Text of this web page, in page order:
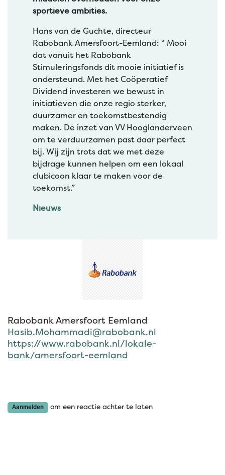
sportieve ambities.
Hans van de Guchte, directeur
Rabobank Amersfoort-Eemland: ​“ Mooi
dat vanuit het Rabobank
Stimuleringsfonds dit mooie initiatief is
ondersteund. Met het Coöperatief
Dividend investeren we bewust in
initiatieven die onze regio sterker,
duurzamer en toekomstbestendig
maken. De inzet van VV Hooglanderveen
om te verduurzamen past daar perfect
bij. Wij zijn trots dat we met deze
bijdrage kunnen helpen om een lokaal
clubicoon klaar te maken voor de
toekomst.”
Nieuws
Rabobank Amersfoort Eemland
Hasib.Mohammadi@rabobank.nl
https://www.rabobank.nl/lokale-
bank/amersfoort-eemland
Aanmelden om een reactie achter te laten